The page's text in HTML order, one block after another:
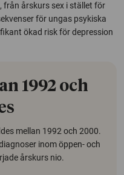
från årskurs sex i stället för
för ungas psykiska
ökad risk för depression
1992 och
mellan 1992 och 2000.
inom öppen- och
årskurs nio.